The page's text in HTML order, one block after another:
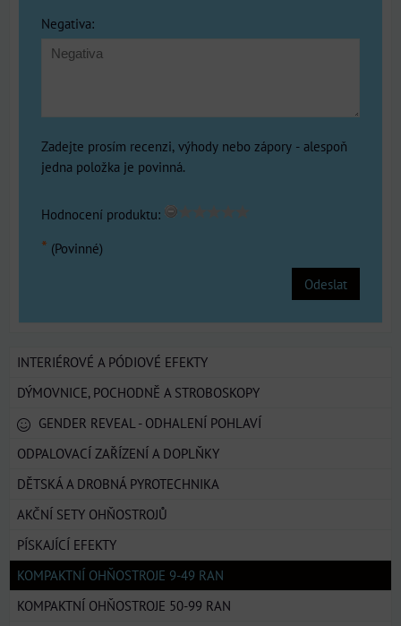
Negativa:
Zadejte prosím recenzi, výhody nebo zápory - alespoň
jedna položka je povinná.
Hodnocení produktu:
* (Povinné)
Odeslat
INTERIÉROVÉ A PÓDIOVÉ EFEKTY
DÝMOVNICE, POCHODNĚ A STROBOSKOPY
GENDER REVEAL - ODHALENÍ POHLAVÍ
ODPALOVACÍ ZAŘÍZENÍ A DOPLŇKY
DĚTSKÁ A DROBNÁ PYROTECHNIKA
AKČNÍ SETY OHŇOSTROJŮ
PÍSKAJÍCÍ EFEKTY
KOMPAKTNÍ OHŇOSTROJE 9-49 RAN
KOMPAKTNÍ OHŇOSTROJE 50-99 RAN